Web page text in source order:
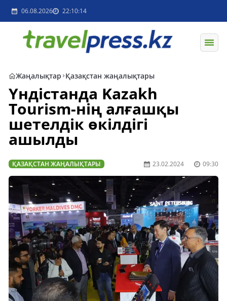
06.08.2026 22:10:14
Жаңалықтар Қазақстан жаңалықтары
Үндістанда Kazakh
Tourism-нің алғашқы
шетелдік өкілдігі
ашылды
ҚАЗАҚСТАН ЖАҢАЛЫҚТАРЫ 23.02.2024 09:30